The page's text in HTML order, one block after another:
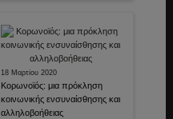
18 Μαρτίου 2020
Κορωνοϊός: μια πρόκληση
κοινωνικής ενσυναίσθησης και
αλληλοβοήθειας